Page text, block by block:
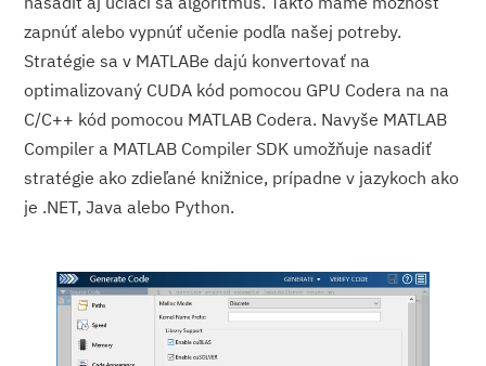
zapnúť alebo vypnúť učenie podľa našej potreby.
Stratégie sa v MATLABe dajú konvertovať na
optimalizovaný CUDA kód pomocou GPU Codera na na
C/C++ kód pomocou MATLAB Codera. Navyše MATLAB
Compiler a MATLAB Compiler SDK umožňuje nasadiť
stratégie ako zdieľané knižnice, prípadne v jazykoch ako
je .NET, Java alebo Python.